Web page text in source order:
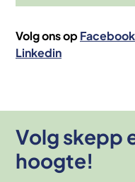
Volg ons op Facebook
Linkedin
Volg skepp
hoogte!